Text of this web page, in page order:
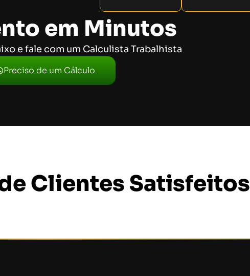
em Minutos
e fale com um Calculista Trabalhista
Preciso de um Cálculo
Clientes Satisfeitos